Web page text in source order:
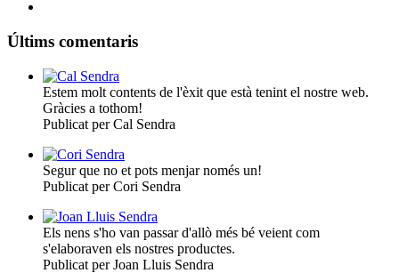
Últims comentaris
Estem molt contents de l'èxit que està tenint el nostre web.
Gràcies a tothom!
Publicat per Cal Sendra
Segur que no et pots menjar només un!
Publicat per Cori Sendra
Els nens s'ho van passar d'allò més bé veient com
s'elaboraven els nostres productes.
Publicat per Joan Lluis Sendra